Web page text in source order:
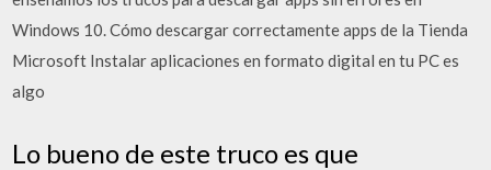
Windows 10. Cómo descargar correctamente apps de la Tienda
Microsoft Instalar aplicaciones en formato digital en tu PC es
algo
Lo bueno de este truco es que